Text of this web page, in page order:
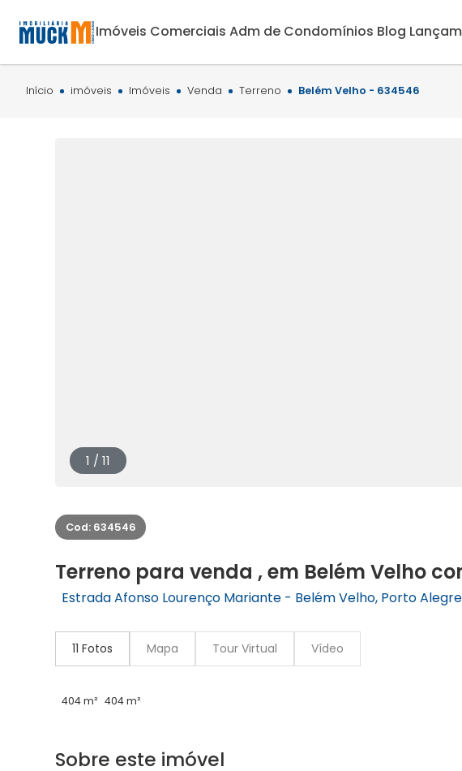
Imóveis Comerciais Adm de Condomínios Blog
Início imóveis Imóveis Venda Terreno Belém Velho - 634546
1 / 11
Cod: 634546
Terreno para venda , em Belém Velho
Estrada Afonso Lourenço Mariante - Belém Velho, Porto
11 Fotos Mapa Tour Virtual Vídeo
404 m² 404 m²
Sobre este imóvel